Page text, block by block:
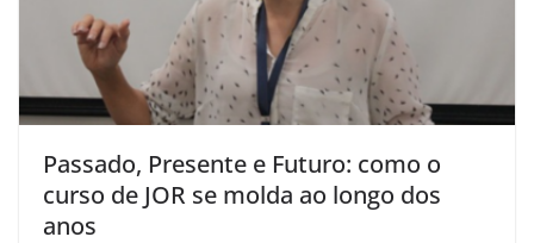
Passado, Presente e Futuro: como o
curso de JOR se molda ao longo dos
anos